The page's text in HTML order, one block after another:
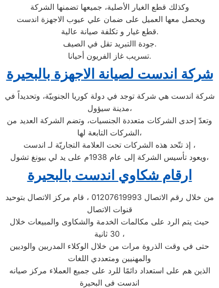
وكذلك قطع الغيار الأصلية، جميعها تضمنها الشركة
ويحصل معها العميل على ضمان علي عيوب الاجهزة اندست
قطع غيار و تكلفة صيانة عالية.
جودة االتبريد تقل في الصيف.
تسريب غاز الفريون أحيانا.
شركة اندست لصيانة الاجهزة بالبحيرة
شركة اندست هي شركة توجد في دولة كوريا الجنوبيّة، وتحديداً في
مدينة سيؤول،
وتعدّ إحدى الشركات متعددة الجنسيات، وتضم الشركة العديد من
الشركات التابعة لها،
إذ تتّحد هذه الشركات تحت العلامة التجاريّة لـ اندست ،
ويعود تأسيس الشركة إلى عام 1938م على يد لي بيونغ تشول،
ارقام شكاوي اندست بالبحيرة
من خلال رقم الاتصال 01207619993 ، قام مركز الاتصال بتوحيد
قنوات الاتصال
حيث يتم الرد على مكالمات الخدمة والشكاوى والمبيعات خلال
30 ثانية ،
حتى في وقت الذروة مرات من خلال الوكلاء المدربين والوديين
والمهنيين ومتعددي اللغات
الذين هم على استعداد دائمًا للرد على جميع العملاء مركز صيانه
اندست فى البحيرة